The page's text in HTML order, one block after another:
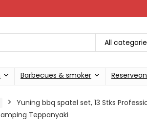
All
Barbecues & smoker
Yuning bbq spatel set, 13 Stks
Teppanyaki